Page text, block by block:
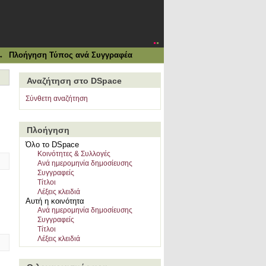
Πλοήγηση Τύπος ανά Συγγραφέα
Αναζήτηση στο DSpace
Σύνθετη αναζήτηση
Πλοήγηση
Όλο το DSpace
Κοινότητες & Συλλογές
Ανά ημερομηνία δημοσίευσης
Συγγραφείς
Τίτλοι
Λέξεις κλειδιά
Αυτή η κοινότητα
Ανά ημερομηνία δημοσίευσης
Συγγραφείς
Τίτλοι
Λέξεις κλειδιά